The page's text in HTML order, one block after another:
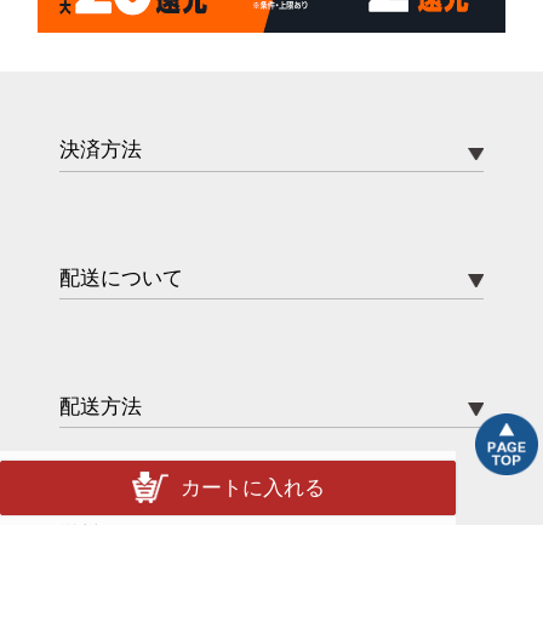
カートに入れる
決済方法
配送について
配送方法